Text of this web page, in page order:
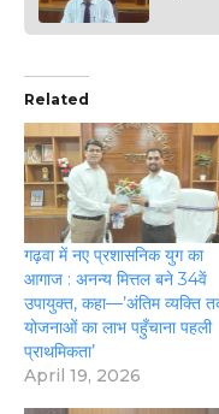
Related
गढ़वा में नए प्रशासनिक युग का
आगाज : अनन्य मित्तल बने 34वें
उपायुक्त, कहा—’अंतिम व्यक्ति
योजनाओं का लाभ पहुँचाना पहली
प्राथमिकता’
April 19, 2026